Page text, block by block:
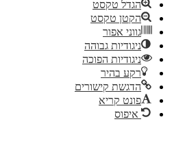
דילוג לתוכן
הגדל טקסט
הקטן טקסט
גווני אפור
ניגודיות גבוהה
ניגודיות הפוכה
רקע בהיר
הדגשת קישורים
פונט קריא
איפוס